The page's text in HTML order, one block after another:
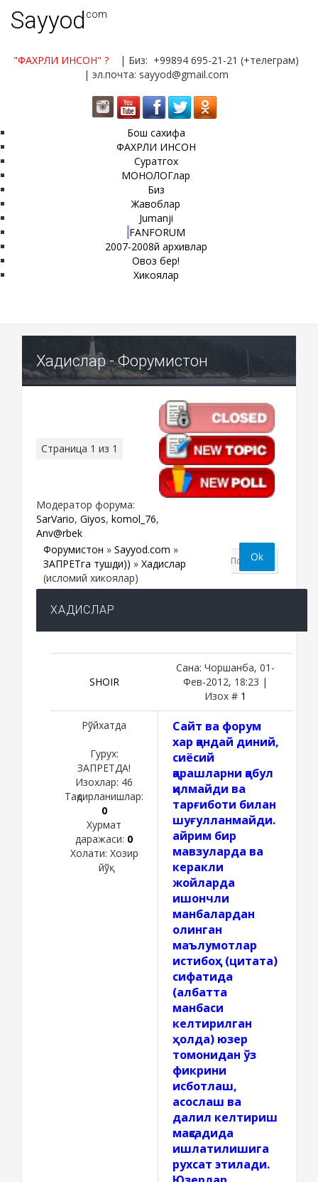
Sayyod.com
"ФАХРЛИ ИНСОН" ?
| Биз: +99894 695-21-21 (+телеграм)
| эл.почта: sayyod@gmail.com
Бош сахифа
ФАХРЛИ ИНСОН
Суратгох
МОНОЛОГлар
Биз
Жавоблар
Jumanji
FANFORUM
2007-2008й архивлар
Овоз бер!
Хикоялар
Хадислар - Форумистон
Страница 1 из 1
Модератор форума:
SarVario, Giyos, komol_76,
Anv@rbek
Форумистон » Sayyod.com »
ЗАПРЕТга тушди)) » Хадислар
(исломий хикоялар)
ХАДИСЛАР
SHOIR
Сана: Чоршанба, 01-
Фев-2012, 18:23 |
Изох # 1
Рўйхатда
Гурух:
ЗАПРЕТДА!
Изохлар: 46
Тақдирланишлар:
0
Хурмат
даражаси: 0
Холати: Хозир
йўқ
Сайт ва форум
хар қандай диний,
сиёсий
қарашларни қабул
қилмайди ва
тарғиботи билан
шуғулланмайди.
айрим бир
мавзуларда ва
керакли
жойларда
ишончли
манбалардан
олинган
маълумотлар
истибоҳ (цитата)
сифатида
(албатта
манбаси
келтирилган
ҳолда) юзер
томонидан ўз
фикрини
исботлаш,
асослаш ва
далил келтириш
мақсадида
ишлатилишига
рухсат этилади.